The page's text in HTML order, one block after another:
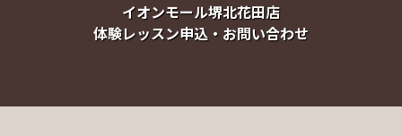
イオンモール堺北花田店
体験レッスン申込・お問い合わせ